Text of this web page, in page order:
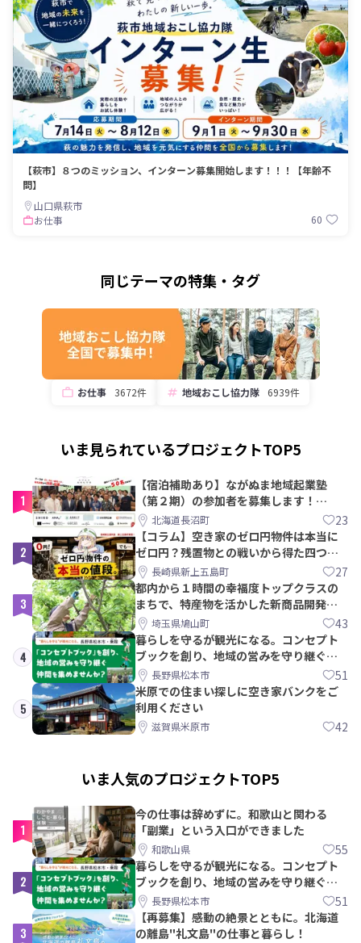
【萩市】８つのミッション、インターン募集開始します！！！【年齢不
問】
山口県萩市
お仕事
60
同じテーマの特集・タグ
お仕事 3672件 地域おこし協力隊 6939件
いま見られているプロジェクトTOP5
1
【宿泊補助あり】ながぬま地域起業塾
（第２期）の参加者を募集します！
【8/21〆】
北海道長沼町 23
2
【コラム】空き家のゼロ円物件は本当に
ゼロ円？残置物との戦いから得た四つの
教訓｜新上五島町
長崎県新上五島町 27
3
都内から１時間の幸福度トップクラスの
まちで、特産物を活かした新商品開発＆
PRメンバー募集！
埼玉県鳩山町 43
4
暮らしを守るが観光になる。コンセプト
ブックを創り、地域の営みを守り継ぐ仲
間を集めませんか？
長野県松本市 51
5
米原での住まい探しに空き家バンクをご
利用ください
滋賀県米原市 42
いま人気のプロジェクトTOP5
1
今の仕事は辞めずに。和歌山と関わる
「副業」という入口ができました
和歌山県 55
2
暮らしを守るが観光になる。コンセプト
ブックを創り、地域の営みを守り継ぐ仲
間を集めませんか？
長野県松本市 51
3
【再募集】感動の絶景とともに。北海道
の離島"礼文島"の仕事と暮らし！